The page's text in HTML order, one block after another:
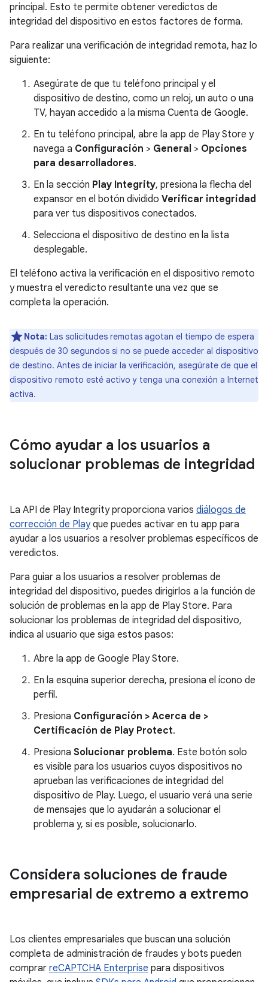
principal. Esto te permite obtener veredictos de
integridad del dispositivo en estos factores de forma.
Para realizar una verificación de integridad remota, haz lo
siguiente:
Asegúrate de que tu teléfono principal y el
dispositivo de destino, como un reloj, un auto o una
TV, hayan accedido a la misma Cuenta de Google.
En tu teléfono principal, abre la app de Play Store y
navega a Configuración > General > Opciones
para desarrolladores.
En la sección Play Integrity, presiona la flecha del
expansor en el botón dividido Verificar integridad
para ver tus dispositivos conectados.
Selecciona el dispositivo de destino en la lista
desplegable.
El teléfono activa la verificación en el dispositivo remoto
y muestra el veredicto resultante una vez que se
completa la operación.
Nota: Las solicitudes remotas agotan el tiempo de espera
después de 30 segundos si no se puede acceder al dispositivo
de destino. Antes de iniciar la verificación, asegúrate de que el
dispositivo remoto esté activo y tenga una conexión a Internet
activa.
Cómo ayudar a los usuarios a
solucionar problemas de integridad
La API de Play Integrity proporciona varios diálogos de
corrección de Playque puedes activar en tu app para
ayudar a los usuarios a resolver problemas específicos de
veredictos.
Para guiar a los usuarios a resolver problemas de
integridad del dispositivo, puedes dirigirlos a la función de
solución de problemas en la app de Play Store. Para
solucionar los problemas de integridad del dispositivo,
indica al usuario que siga estos pasos:
Abre la app de Google Play Store.
En la esquina superior derecha, presiona el ícono de
perfil.
Presiona Configuración > Acerca de >
Certificación de Play Protect.
Presiona Solucionar problema. Este botón solo
es visible para los usuarios cuyos dispositivos no
aprueban las verificaciones de integridad del
dispositivo de Play. Luego, el usuario verá una serie
de mensajes que lo ayudarán a solucionar el
problema y, si es posible, solucionarlo.
Considera soluciones de fraude
empresarial de extremo a extremo
Los clientes empresariales que buscan una solución
completa de administración de fraudes y bots pueden
comprar reCAPTCHA Enterprise para dispositivos